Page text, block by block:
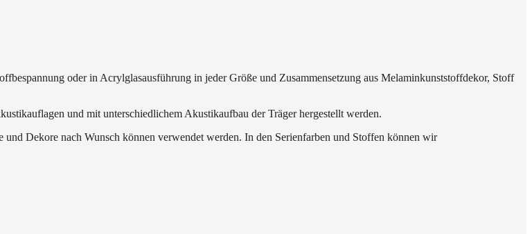
oder in Acrylglasausführung in jeder Größe und Zusammensetzung aus Melaminkunststoffdekor, Stoff
und mit unterschiedlichem Akustikaufbau der Träger hergestellt werden.
Dekore nach Wunsch können verwendet werden. In den Serienfarben und Stoffen können wir